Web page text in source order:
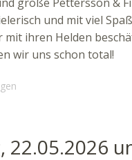
und mit viel
mit ihren Helden
wir uns schon total!
22.05.2026